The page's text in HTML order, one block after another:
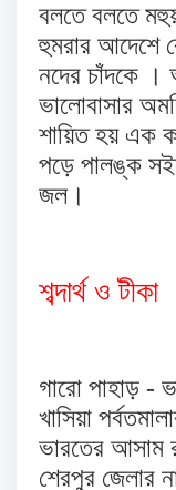
বলতে বলতে
হুমরার আদেশে
নদের চাঁদকে ।
ভালোবাসার
শায়িত হয় এক
পড়ে পালঙ্ক
জল।
শব্দার্থ ও টীকা
গারো পাহাড় -
খাসিয়া
ভারতের আসাম
শেরপুর জেলার